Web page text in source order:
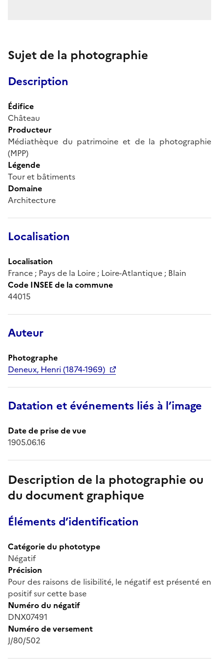
Sujet de la photographie
Description
Édifice
Château
Producteur
Médiathèque du patrimoine et de la photographie
(MPP)
Légende
Tour et bâtiments
Domaine
Architecture
Localisation
Localisation
France ; Pays de la Loire ; Loire-Atlantique ; Blain
Code INSEE de la commune
44015
Auteur
Photographe
Deneux, Henri (1874-1969)
Datation et événements liés à l’image
Date de prise de vue
1905.06.16
Description de la photographie ou
du document graphique
Éléments d’identification
Catégorie du phototype
Négatif
Précision
Pour des raisons de lisibilité, le négatif est présenté en
positif sur cette base
Numéro du négatif
DNX07491
Numéro de versement
J/80/502